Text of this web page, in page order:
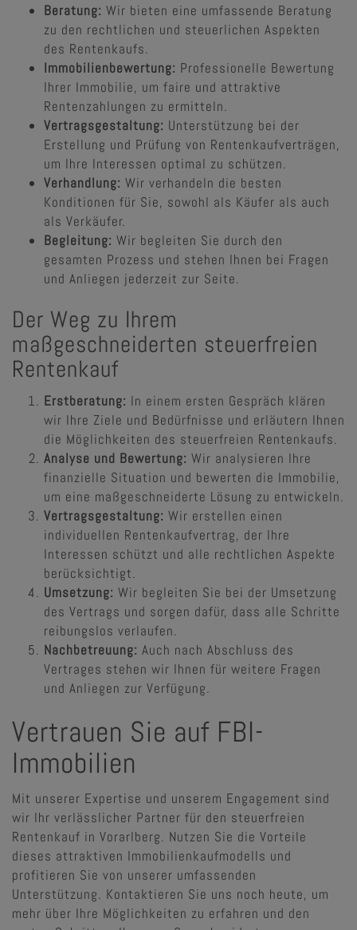
Beratung: Wir bieten eine umfassende Beratung
zu den rechtlichen und steuerlichen Aspekten
des Rentenkaufs.
Immobilienbewertung: Professionelle Bewertung
Ihrer Immobilie, um faire und attraktive
Rentenzahlungen zu ermitteln.
Vertragsgestaltung: Unterstützung bei der
Erstellung und Prüfung von Rentenkaufverträgen,
um Ihre Interessen optimal zu schützen.
Verhandlung: Wir verhandeln die besten
Konditionen für Sie, sowohl als Käufer als auch
als Verkäufer.
Begleitung: Wir begleiten Sie durch den
gesamten Prozess und stehen Ihnen bei Fragen
und Anliegen jederzeit zur Seite.
Der Weg zu Ihrem
maßgeschneiderten steuerfreien
Rentenkauf
Erstberatung: In einem ersten Gespräch klären
wir Ihre Ziele und Bedürfnisse und erläutern Ihnen
die Möglichkeiten des steuerfreien Rentenkaufs.
Analyse und Bewertung: Wir analysieren Ihre
finanzielle Situation und bewerten die Immobilie,
um eine maßgeschneiderte Lösung zu entwickeln.
Vertragsgestaltung: Wir erstellen einen
individuellen Rentenkaufvertrag, der Ihre
Interessen schützt und alle rechtlichen Aspekte
berücksichtigt.
Umsetzung: Wir begleiten Sie bei der Umsetzung
des Vertrags und sorgen dafür, dass alle Schritte
reibungslos verlaufen.
Nachbetreuung: Auch nach Abschluss des
Vertrages stehen wir Ihnen für weitere Fragen
und Anliegen zur Verfügung.
Vertrauen Sie auf FBI-
Immobilien
Mit unserer Expertise und unserem Engagement sind
wir Ihr verlässlicher Partner für den steuerfreien
Rentenkauf in Vorarlberg. Nutzen Sie die Vorteile
dieses attraktiven Immobilienkaufmodells und
profitieren Sie von unserer umfassenden
Unterstützung. Kontaktieren Sie uns noch heute, um
mehr über Ihre Möglichkeiten zu erfahren und den